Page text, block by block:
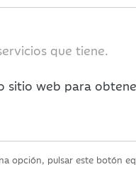
que tiene.
sitio web para
opción, pulsar este botón